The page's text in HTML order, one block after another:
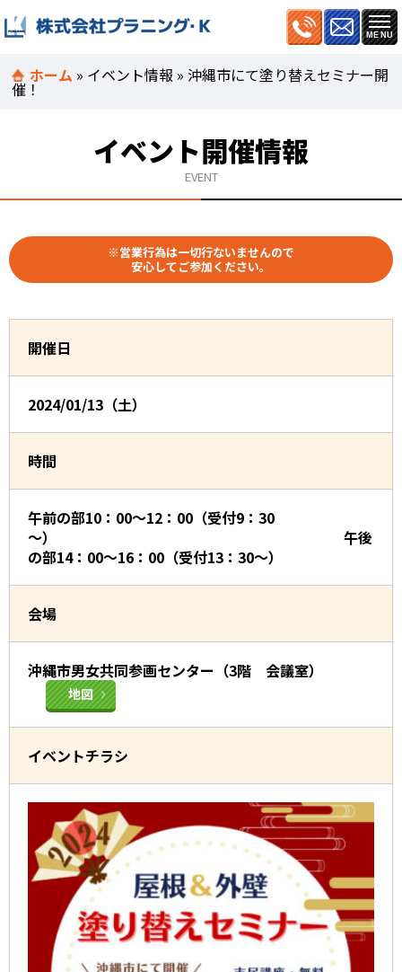
ホーム » イベント情報 »沖縄市にて塗り替えセミナー開
催！
イベント開催情報
EVENT
※営業行為は一切行ないませんので
安心してご参加ください。
開催日
2024/01/13（土）
時間
午前の部10：00～12：00（受付9：30
～） 午後
の部14：00～16：00（受付13：30～）
会場
沖縄市男女共同参画センター（3階 会議室）
地図
イベントチラシ